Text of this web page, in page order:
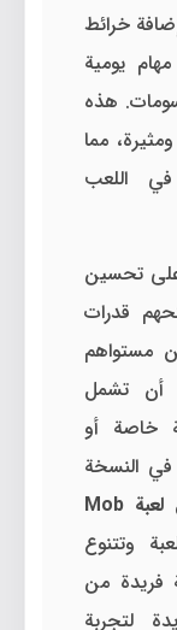
خرائط
يومية
هذه
مما
في اللعب
على تحسين
قدرات
مستواهم
أن تشمل
خاصة أو
النسخة
تحميل لعبة Mob
وتتنوع
فريدة من
لتجربة